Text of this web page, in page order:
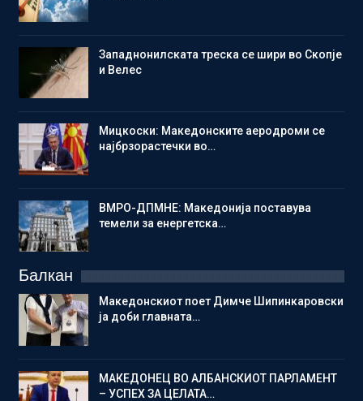
Западнонилската треска се шири во Скопје
и Велес
Мицкоски: Македонските аеродроми се
најбрзорастечки во…
ВМРО-ДПМНЕ: Македонија поставува
темели за енергетска…
Балкан
Македонскиот поет Димче Шипинкаровски
ја доби главната…
МАКЕДОНЕЦ ВО АЛБАНСКИОТ ПАРЛАМЕНТ
– УСПЕХ ЗА ЦЕЛАТА…